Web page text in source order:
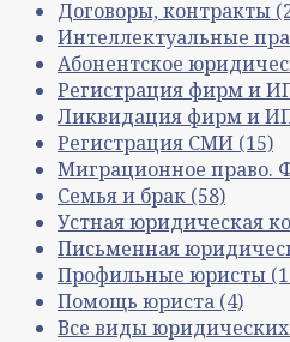
Договоры, контракты
Интеллектуальные
Абонентское
Регистрация фирм и
Ликвидация фирм и
Регистрация СМИ (15)
Миграционное право.
Семья и брак (58)
Устная юридическая
Письменная
Профильные юристы
Помощь юриста (4)
Все виды юридических